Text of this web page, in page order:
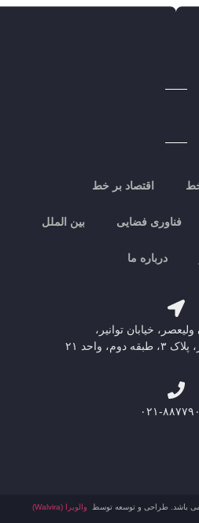
اقتصاد بر خط
فناوری فضایی بین الملل
درباره ما
ولیعصر، خیابان توانیر،
واحد ۲۱
۸۸۷۷۹۰۰۴
باشد. طراحی و توسعه توسط والویرا (Walvira)